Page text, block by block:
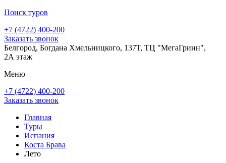
Поиск туров
+7 (4722) 400-200
Заказать звонок
Белгород, Богдана Хмельницкого, 137Т, ТЦ "МегаГринн",
2А этаж
Меню
+7 (4722) 400-200
Заказать звонок
Главная
Туры
Испания
Коста Брава
Лето